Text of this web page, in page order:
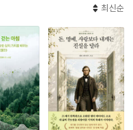
는 랠프 월도 에머슨을 비롯하여
리 채닝, 월트 휘트먼 등이 손꼽힌다.
치를 인지하는 사상 체계의 기초가
로는 또한 ‘나는 자연인’이라고 외
으로 돌아가자.”라는 제안을 몸소
월파 문우였던 찰스 스턴스 휠러
오두막에서 몇 달의 고적한 명상
처를 다녀온 다음 소로는 새로운 체
최신순